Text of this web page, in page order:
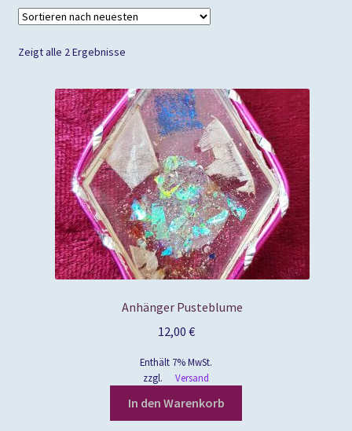
Zeigt alle 2 Ergebnisse
Anhänger Pusteblume
12,00 €
Enthält 7% MwSt.
zzgl.
Versand
In den Warenkorb